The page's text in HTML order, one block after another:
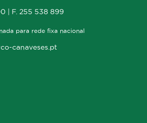
| F. 255 538 899
para rede fixa nacional
canaveses.pt